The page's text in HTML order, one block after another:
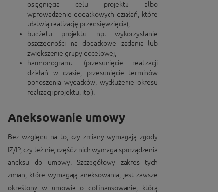
osiągnięcia celu projektu albo
wprowadzenie dodatkowych działań, które
ułatwią realizację przedsięwzięcia),
budżetu projektu np. wykorzystanie
oszczędności na dodatkowe zadania lub
zwiększenie grupy docelowej,
harmonogramu (przesunięcie realizacji
działań w czasie, przesunięcie terminów
ponoszenia wydatków, wydłużenie okresu
realizacji projektu, itp.).
Aneksowanie umowy
Bez względu na to, czy zmiany wymagają zgody
IZ/IP, czy też nie, część z nich wymaga sporządzenia
aneksu do umowy. Szczegółowy zakres tych
zmian, które wymagają aneksowania, jest zawsze
określony w umowie o dofinansowanie, którą